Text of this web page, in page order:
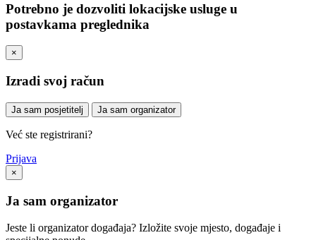
Potrebno je dozvoliti lokacijske usluge u
postavkama preglednika
×
Izradi svoj račun
Ja sam posjetitelj Ja sam organizator
Već ste registrirani?
Prijava
×
Ja sam organizator
Jeste li organizator događaja? Izložite svoje mjesto, događaje i